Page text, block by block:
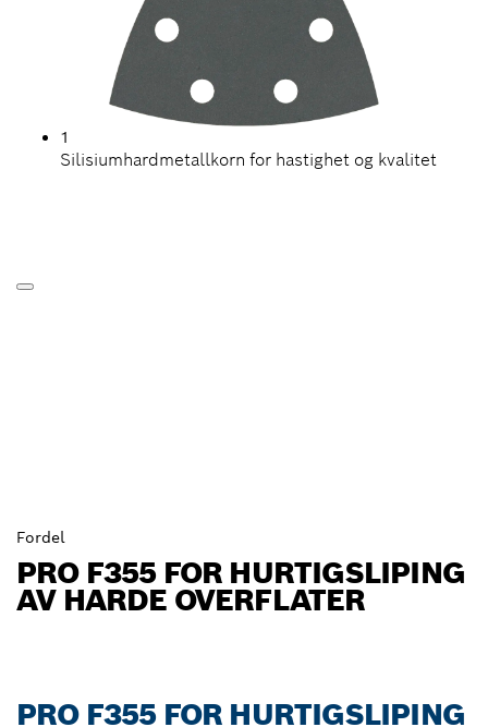
1
Silisiumhardmetallkorn for hastighet og kvalitet
Fordel
PRO F355 FOR HURTIGSLIPING
AV HARDE OVERFLATER
PRO F355 FOR HURTIGSLIPING